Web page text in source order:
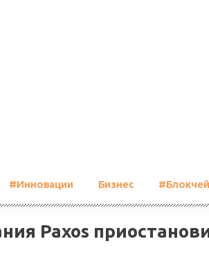
#Инновации Бизнес
Paxos